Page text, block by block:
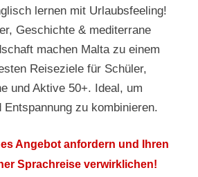
lernen mit Urlaubsfeeling!
Geschichte & mediterrane
machen Malta zu einem
Reiseziele für Schüler,
und Aktive 50+. Ideal, um
Entspannung zu kombinieren.
Angebot anfordern und Ihren
Sprachreise verwirklichen!